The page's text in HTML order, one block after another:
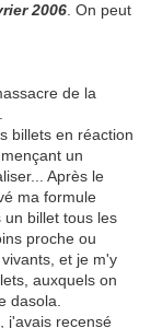
2006 . On peut
de la
billets en réaction
un
Après le
ma formule
billet tous les
proche ou
vivants, et je m'y
auxquels on
dasola.
j'avais recensé